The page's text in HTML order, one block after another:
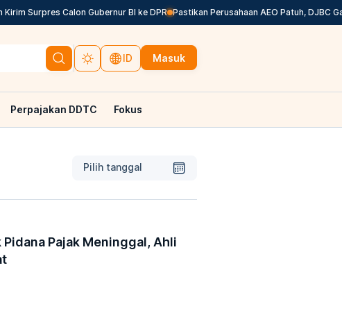
Surpres Calon Gubernur BI ke DPR Pastikan Perusahaan AEO Patuh, DJBC
ID Masuk
Perpajakan DDTC Fokus
Pilih tanggal
Pajak Meninggal, Ahli